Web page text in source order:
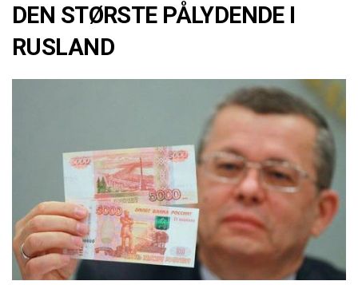
DEN STØRSTE PÅLYDENDE I
RUSLAND